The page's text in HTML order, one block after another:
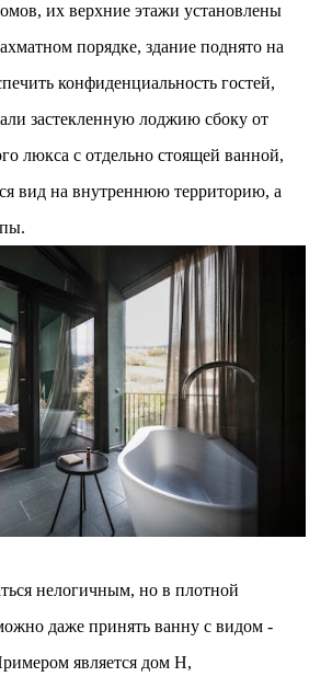
их верхние этажи установлены
порядке, здание поднято на
конфиденциальность гостей,
застекленную лоджию сбоку от
люкса с отдельно стоящей ванной,
вид на внутреннюю территорию, а
нелогичным, но в плотной
даже принять ванну с видом -
является дом H,